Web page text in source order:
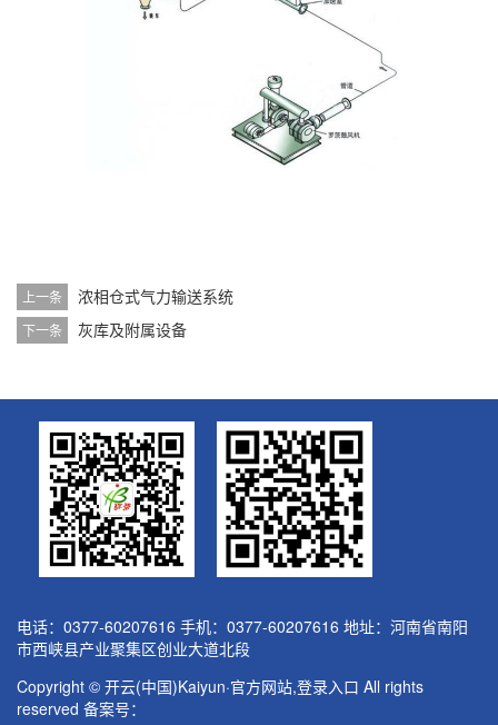
上一条 浓相仓式气力输送系统
下一条 灰库及附属设备
电话：0377-60207616 手机：0377-60207616 地址：河南省南阳
市西峡县产业聚集区创业大道北段
Copyright © 开云(中国)Kaiyun·官方网站,登录入口 All rights
reserved 备案号：